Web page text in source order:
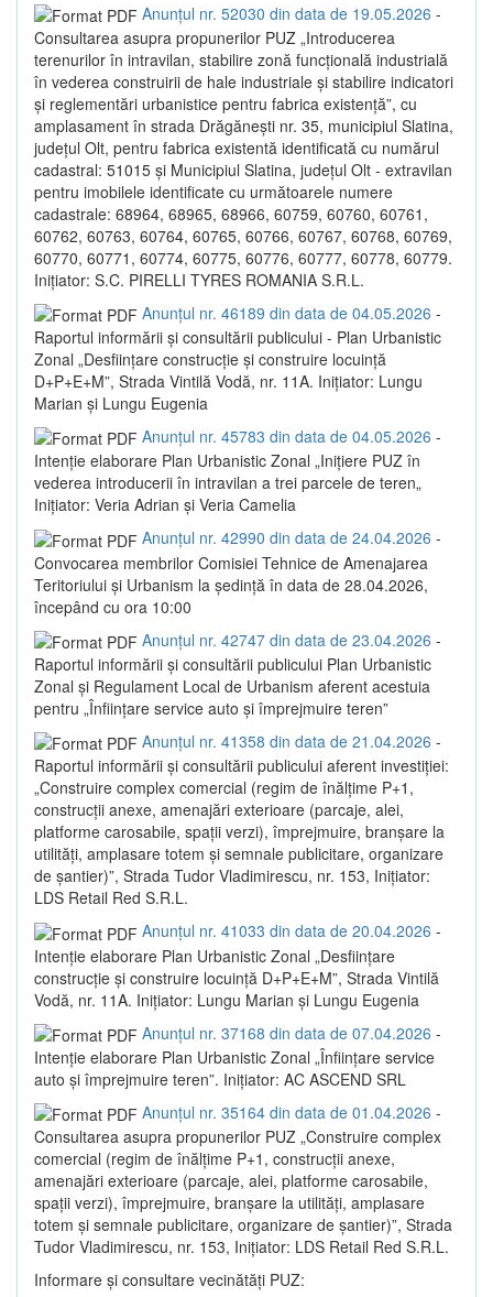
Anunțul nr. 52030 din data de 19.05.2026 -
Consultarea asupra propunerilor PUZ „Introducerea
terenurilor în intravilan, stabilire zonă funcțională industrială
în vederea construirii de hale industriale și stabilire indicatori
și reglementări urbanistice pentru fabrica existență”, cu
amplasament în strada Drăgănești nr. 35, municipiul Slatina,
județul Olt, pentru fabrica existentă identificată cu numărul
cadastral: 51015 și Municipiul Slatina, județul Olt - extravilan
pentru imobilele identificate cu următoarele numere
cadastrale: 68964, 68965, 68966, 60759, 60760, 60761,
60762, 60763, 60764, 60765, 60766, 60767, 60768, 60769,
60770, 60771, 60774, 60775, 60776, 60777, 60778, 60779.
Inițiator: S.C. PIRELLI TYRES ROMANIA S.R.L.
Anunțul nr. 46189 din data de 04.05.2026 -
Raportul informării și consultării publicului - Plan Urbanistic
Zonal „Desființare construcție și construire locuință
D+P+E+M”, Strada Vintilă Vodă, nr. 11A. Inițiator: Lungu
Marian și Lungu Eugenia
Anunțul nr. 45783 din data de 04.05.2026 -
Intenție elaborare Plan Urbanistic Zonal „Inițiere PUZ în
vederea introducerii în intravilan a trei parcele de teren„
Inițiator: Veria Adrian și Veria Camelia
Anunțul nr. 42990 din data de 24.04.2026 -
Convocarea membrilor Comisiei Tehnice de Amenajarea
Teritoriului și Urbanism la ședință în data de 28.04.2026,
începând cu ora 10:00
Anunțul nr. 42747 din data de 23.04.2026 -
Raportul informării și consultării publicului Plan Urbanistic
Zonal și Regulament Local de Urbanism aferent acestuia
pentru „Înființare service auto și împrejmuire teren”
Anunțul nr. 41358 din data de 21.04.2026 -
Raportul informării și consultării publicului aferent investiției:
„Construire complex comercial (regim de înălțime P+1,
construcții anexe, amenajări exterioare (parcaje, alei,
platforme carosabile, spații verzi), împrejmuire, branșare la
utilități, amplasare totem și semnale publicitare, organizare
de șantier)”, Strada Tudor Vladimirescu, nr. 153, Inițiator:
LDS Retail Red S.R.L.
Anunțul nr. 41033 din data de 20.04.2026 -
Intenție elaborare Plan Urbanistic Zonal „Desființare
construcție și construire locuință D+P+E+M”, Strada Vintilă
Vodă, nr. 11A. Inițiator: Lungu Marian și Lungu Eugenia
Anunțul nr. 37168 din data de 07.04.2026 -
Intenție elaborare Plan Urbanistic Zonal „Înființare service
auto și împrejmuire teren”. Inițiator: AC ASCEND SRL
Anunțul nr. 35164 din data de 01.04.2026 -
Consultarea asupra propunerilor PUZ „Construire complex
comercial (regim de înălțime P+1, construcții anexe,
amenajări exterioare (parcaje, alei, platforme carosabile,
spații verzi), împrejmuire, branșare la utilități, amplasare
totem și semnale publicitare, organizare de șantier)”, Strada
Tudor Vladimirescu, nr. 153, Inițiator: LDS Retail Red S.R.L.
Informare și consultare vecinătăți PUZ: